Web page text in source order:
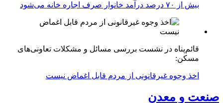
بیش از ۷۰ درصد درآمد خانوار صرف اجاره خانه می‌شود
قائم‌پناه در نشست بررسی مسائل و مشکلات تعاونی‌های
مسکن:
اخذ وجوه غیرقانونی از مردم قابل اغماض نیست
صنعت و معدن